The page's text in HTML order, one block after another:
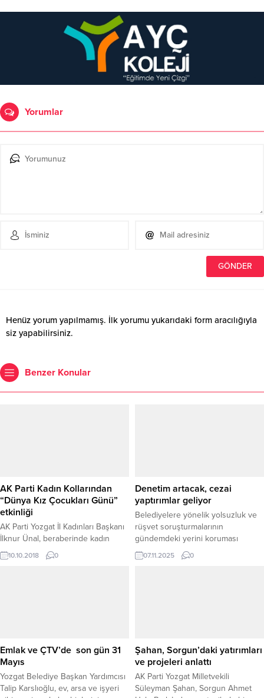
Yorumlar
Henüz yorum yapılmamış. İlk yorumu yukarıdaki form aracılığıyla
siz yapabilirsiniz.
Benzer Konular
AK Parti Kadın Kollarından
“Dünya Kız Çocukları Günü”
etkinliği
AK Parti Yozgat İl Kadınları Başkanı
İlknur Ünal, beraberinde kadın
kolları üyesi ile birlikte 11 Ekim
Dünya Kız Çocukları Günü
10.10.2018 0
Denetim artacak, cezai
yaptırımlar geliyor
Belediyelere yönelik yolsuzluk ve
rüşvet soruşturmalarının
gündemdeki yerini koruması
üzerine AK Parti, yerel
yönetimlerde mali disiplini
aksatan belediyelere cezai
yaptırımlar uygulanacak. HİZMET
HİYERARŞİSİ VE MERKEZİ
MÜDAHALE Hükümet, kamu...
07.11.2025 0
Emlak ve ÇTV’de son gün 31
Mayıs
Yozgat Belediye Başkan Yardımcısı
Talip Karslıoğlu, ev, arsa ve işyeri
Şahan, Sorgun’daki yatırımları
ve projeleri anlattı
AK Parti Yozgat Milletvekili
Süleyman Şahan, Sorgun Ahmet